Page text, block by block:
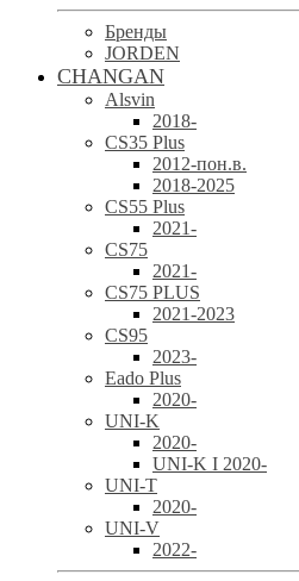
Бренды
JORDEN
CHANGAN
Alsvin
2018-
CS35 Plus
2012-пон.в.
2018-2025
CS55 Plus
2021-
CS75
2021-
CS75 PLUS
2021-2023
CS95
2023-
Eado Plus
2020-
UNI-K
2020-
UNI-K I 2020-
UNI-T
2020-
UNI-V
2022-